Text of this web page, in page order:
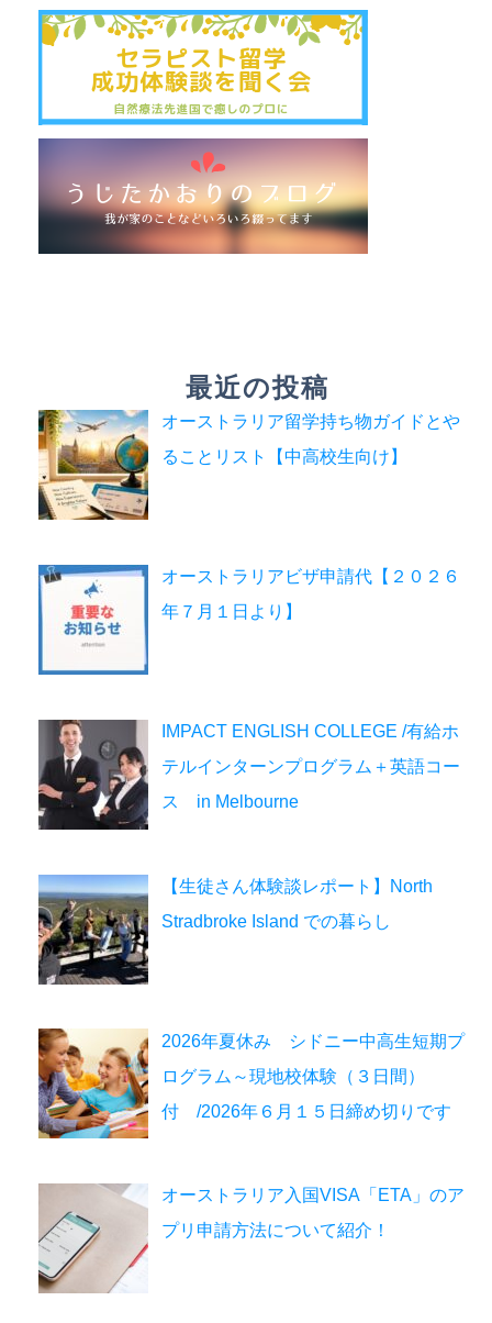
最近の投稿
オーストラリア留学持ち物ガイドとや
ることリスト【中高校生向け】
オーストラリアビザ申請代【２０２６
年７月１日より】
IMPACT ENGLISH COLLEGE /有給ホ
テルインターンプログラム＋英語コー
ス in Melbourne
【生徒さん体験談レポート】North
Stradbroke Island での暮らし
2026年夏休み シドニー中高生短期プ
ログラム～現地校体験（３日間）
付 /2026年６月１５日締め切りです
オーストラリア入国VISA「ETA」のア
プリ申請方法について紹介！